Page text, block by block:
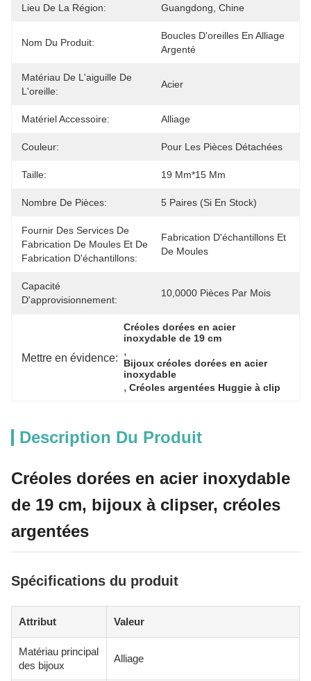
Lieu De La Région: Guangdong, Chine
Nom Du Produit:
Boucles D'oreilles En Alliage
Argenté
Matériau De L'aiguille De
L'oreille:
Acier
Matériel Accessoire: Alliage
Couleur: Pour Les Pièces Détachées
Taille: 19 Mm*15 Mm
Nombre De Pièces: 5 Paires (si En Stock)
Fournir Des Services De
Fabrication De Moules Et De
Fabrication D'échantillons:
Fabrication D'échantillons Et
De Moules
Capacité
D'approvisionnement:
10,0000 Pièces Par Mois
Mettre en évidence:
Créoles dorées en acier
inoxydable de 19 cm
,
Bijoux créoles dorées en acier
inoxydable
, Créoles argentées Huggie à clip
Description Du Produit
Créoles dorées en acier inoxydable
de 19 cm, bijoux à clipser, créoles
argentées
Spécifications du produit
Attribut Valeur
Matériau principal
des bijoux
Alliage